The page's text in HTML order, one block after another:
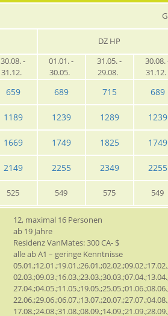
DZ HP
30.08. -
31.12.
01.01. -
30.05.
31.05. -
29.08.
30.08.
31.12.
659 689 715 689
1189 1239 1289 1239
1669 1749 1825 1749
2149 2255 2349 2255
525 549 575 549
12, maximal 16 Personen
ab 19 Jahre
Residenz VanMates: 300 CA- $
alle ab A1 – geringe Kenntnisse